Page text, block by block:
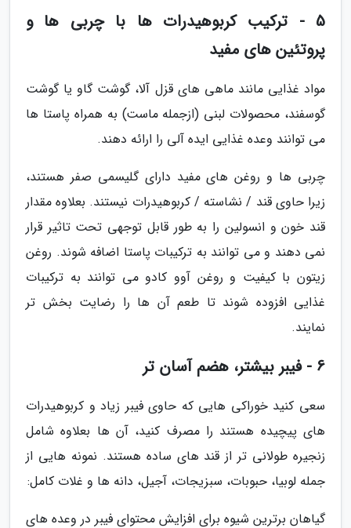
5 - ترکیب کربوهیدرات ها با چربی ها و
پروتئین های مفید
مواد غذایی مانند ماهی های قزل آلا، گوشت گاو یا گوشت
گوسفند، محصولات لبنی (ازجمله ماست) به همراه پاستا ها
می توانند وعده غذایی ایده آلی را ارائه دهند.
چربی ها و روغن های مفید دارای گلیسمی صفر هستند،
زیرا حاوی قند / نشاسته / کربوهیدرات نیستند. بعلاوه مقدار
قند خون و انسولین را به طور قابل توجهی تحت تاثیر قرار
نمی دهند و می توانند به ترکیبات پاستا اضافه شوند. روغن
زیتون با کیفیت و روغن آوو کادو می توانند به ترکیبات
غذایی افزوده شوند تا طعم آن ها را رضایت بخش تر
نمایند.
6 - فیبر بیشتر، هضم آسان تر
سعی کنید خوراکی هایی که حاوی فیبر زیاد و کربوهیدرات
های پیچیده هستند را مصرف کنید، آن ها بعلاوه شامل
زنجیره طولانی تر از قند های ساده هستند. نمونه هایی از
جمله لوبیا، حبوبات، سبزیجات، آجیل، دانه ها و غلات کامل:
گیاهان برترین شیوه برای افزایش محتوای فیبر در وعده های